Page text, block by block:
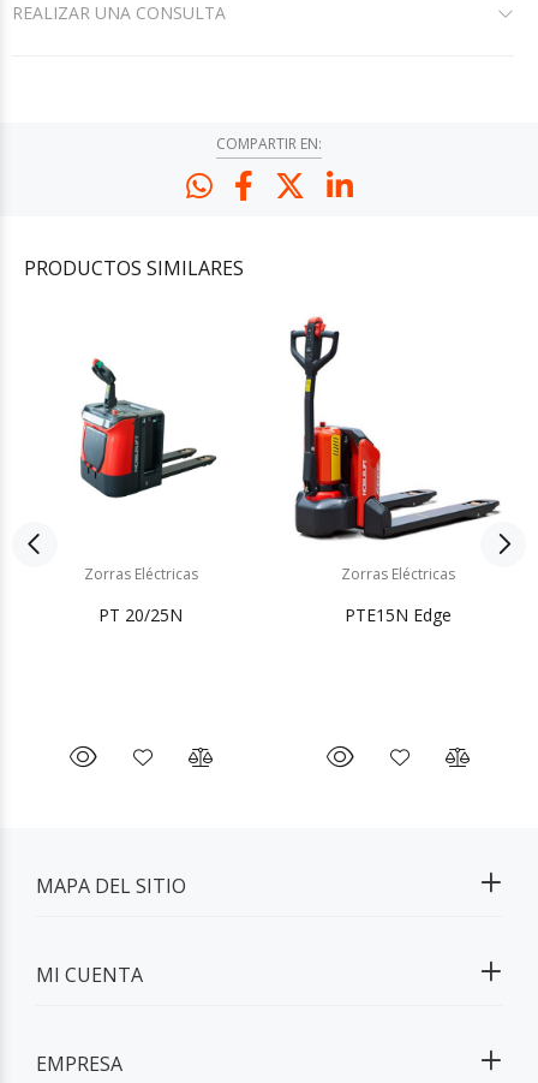
REALIZAR UNA CONSULTA
COMPARTIR EN:
PRODUCTOS SIMILARES
Zorras Eléctricas
PT 20/25N
Zorras Eléctricas
PTE15N Edge
MAPA DEL SITIO
MI CUENTA
EMPRESA